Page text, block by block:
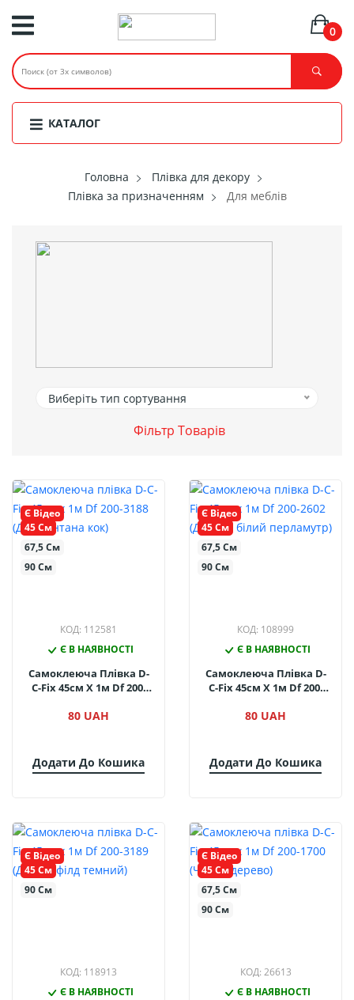
0
КАТАЛОГ
Головнa
Плівка для декору
Плівка за призначенням
Для меблів
Виберіть тип сортування
Фільтр Товарів
Є Відео
45 См
67,5 См
90 См
КОД: 112581
Є В НАЯВНОСТІ
Самоклеюча Плівка D-
C-Fix 45см Х 1м Df 200-
80 UAH
Додати До Кошика
Є Відео
45 См
67,5 См
90 См
КОД: 108999
Є В НАЯВНОСТІ
Самоклеюча Плівка D-
C-Fix 45см Х 1м Df 200-
Перламутр)
80 UAH
Додати До Кошика
Є Відео
45 См
90 См
КОД: 118913
Є В НАЯВНОСТІ
Є Відео
45 См
67,5 См
90 См
КОД: 26613
Є В НАЯВНОСТІ